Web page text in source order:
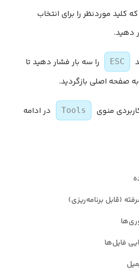
موردنظر را برای انتخاب
دهید.
ESC
را سه بار فشار دهید تا
صفحه اصلی بازگردید.
منوی Tools
در ادامه
(قابل برنامه‌ریزی)
فایل‌ها